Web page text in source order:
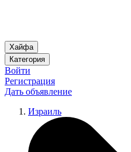
Хайфа
Категория
Войти
Регистрация
Дать объявление
Израиль